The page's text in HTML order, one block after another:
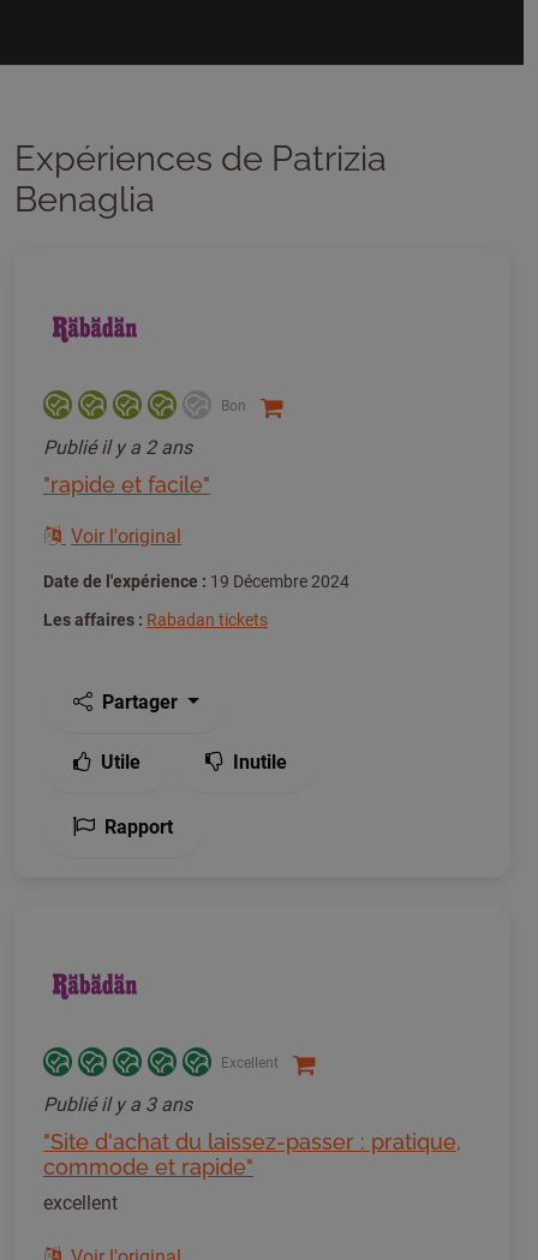
Expériences de Patrizia
Benaglia
Bon
Publiéil y a 2 ans
"rapide et facile"
Voir l'original
Date de l'expérience : 19 Décembre 2024
Les affaires : Rabadan tickets
Partager
Utile Inutile
Rapport
Excellent
Publiéil y a 3 ans
"Site d'achat du laissez-passer : pratique,
commode et rapide"
excellent